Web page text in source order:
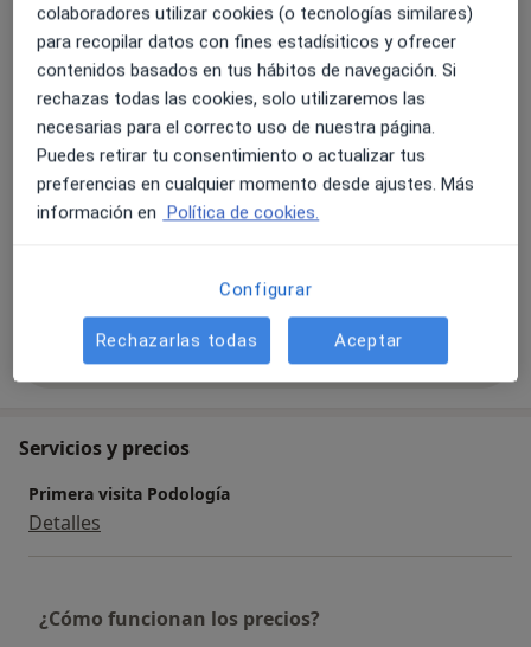
tipus de tractaments per a adults i nens, amb la millor
atenció personalitzada dels nostres experts podòlegs i
ortopedes.
Quiropodología
Unidad de pie diabético y curación de úlceras
crónicas
Cirugía podológica
Biomecánica
Principales enfermedades tratadas
Uña del pie encarnada
Úlcera neuropática plantar
Mostrar más detalles
sobre la experiencia
Servicios y precios
Primera visita Podología
Detalles
¿Cómo funcionan los precios?
colaboradores utilizar cookies (o tecnologías similares)
para recopilar datos con fines estadísiticos y ofrecer
contenidos basados en tus hábitos de navegación. Si
rechazas todas las cookies, solo utilizaremos las
necesarias para el correcto uso de nuestra página.
Puedes retirar tu consentimiento o actualizar tus
preferencias en cualquier momento desde ajustes. Más
información en Política de cookies.
Configurar
Rechazarlas todas Aceptar